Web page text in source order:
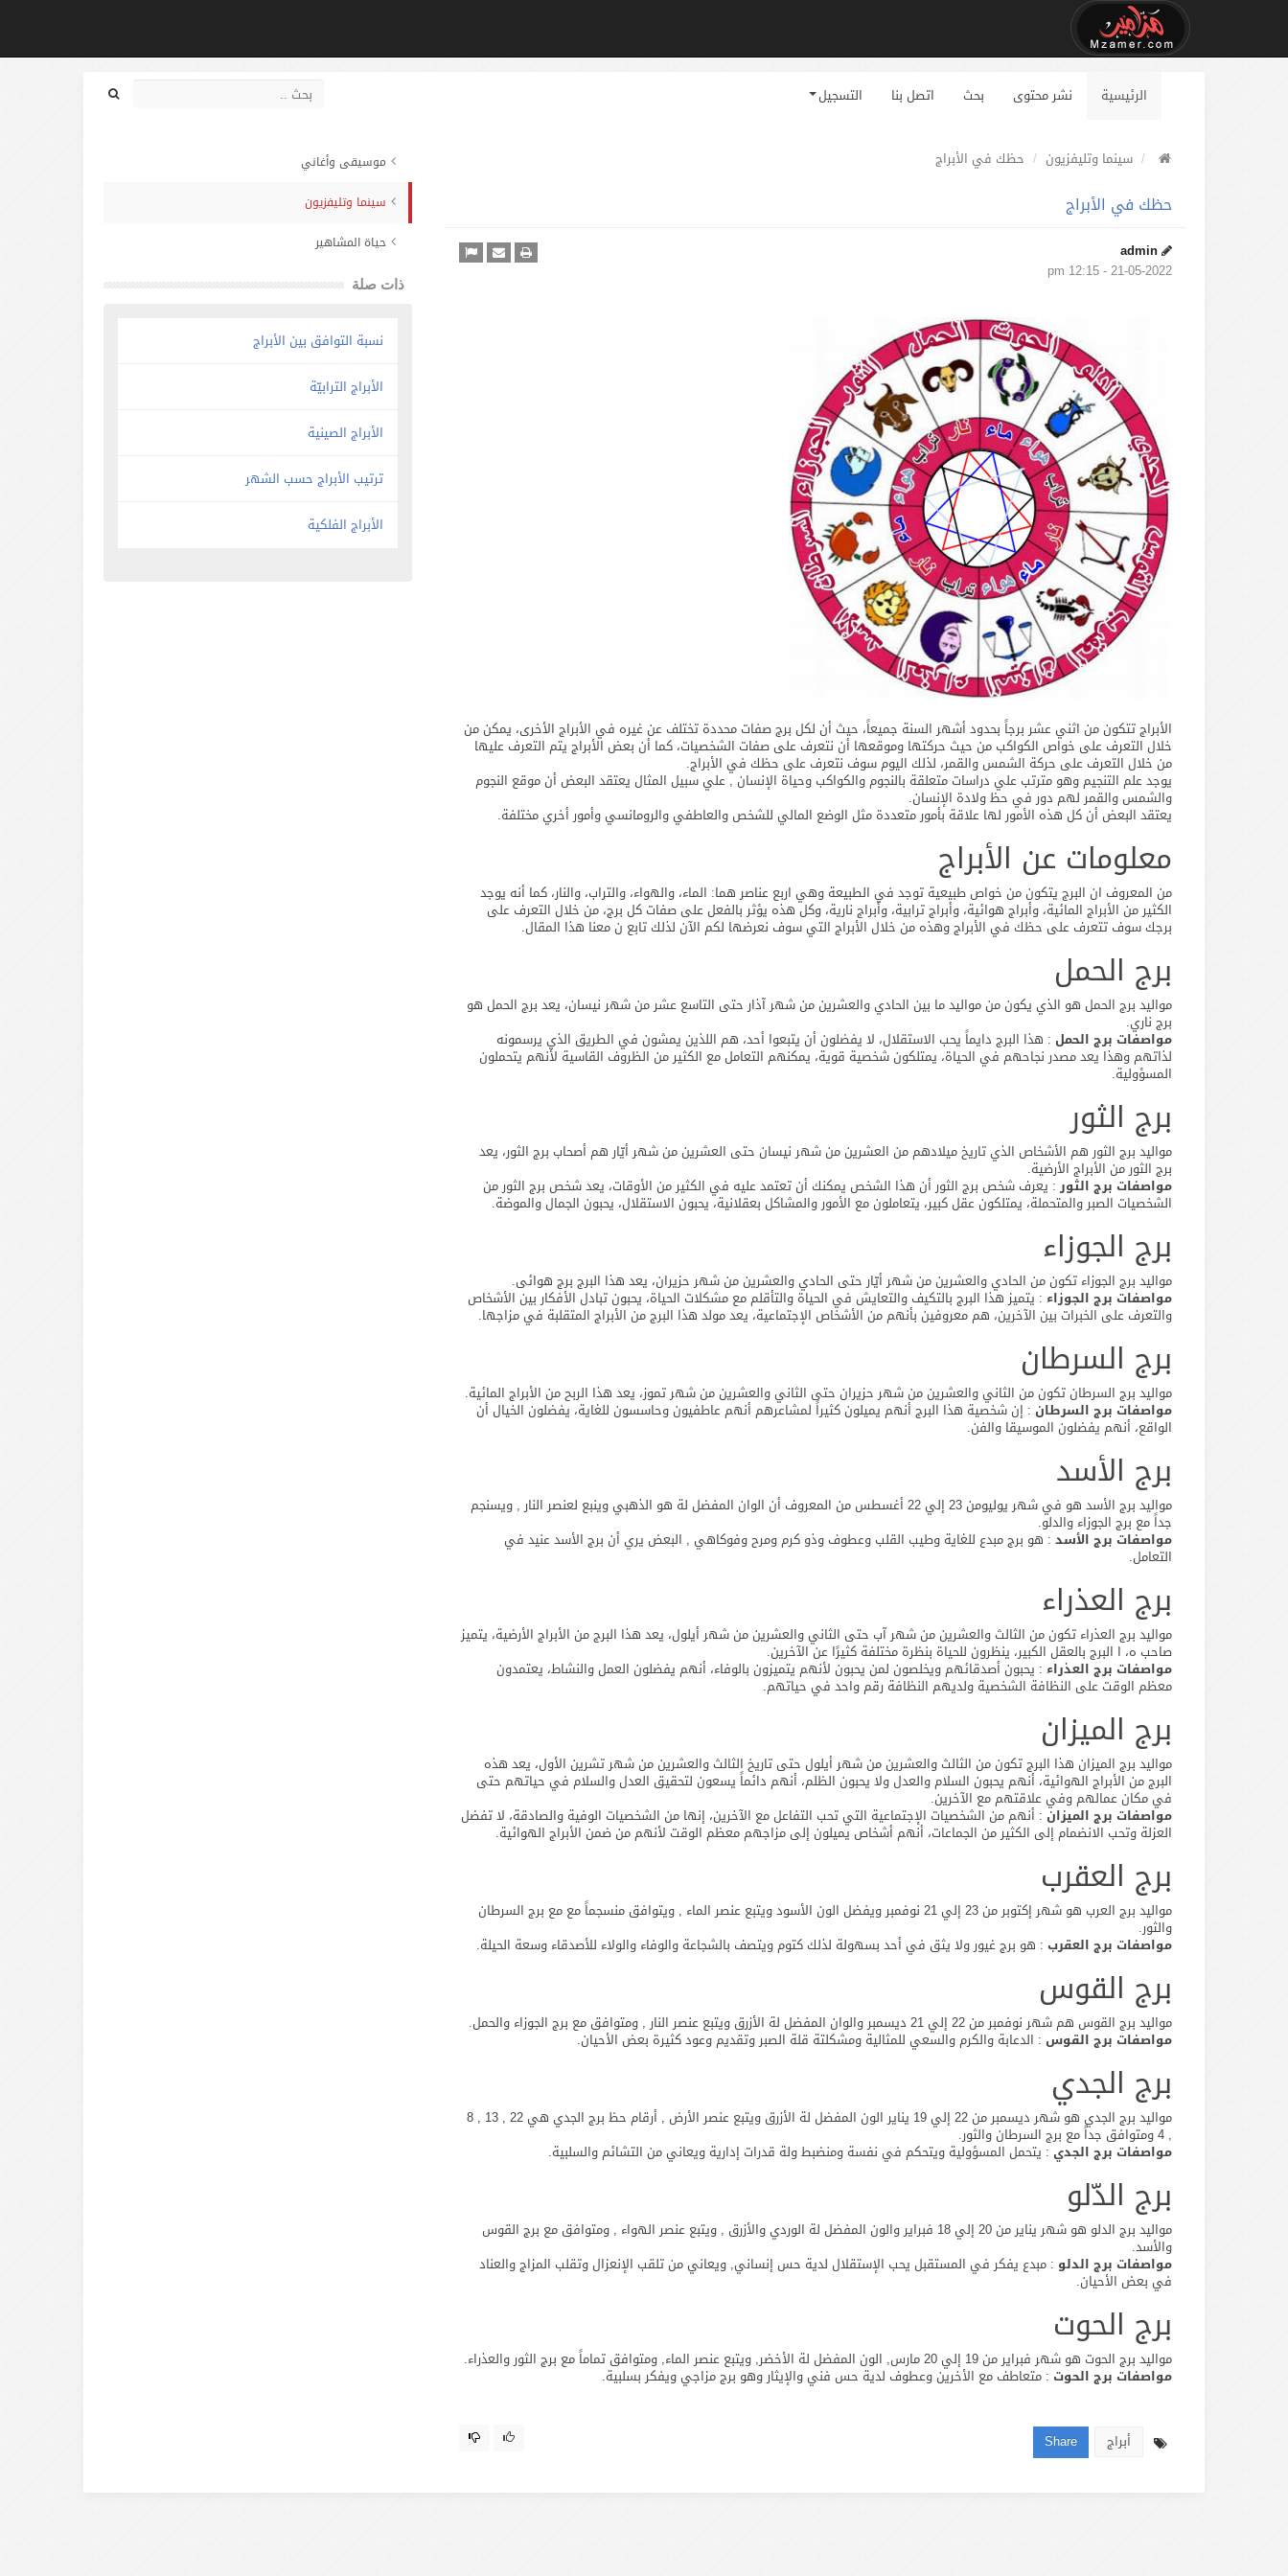
الرئيسية نشر محتوى بحث اتصل بنا التسجيل
سينما وتليفزيون حظك في الأبراج
حظك في الأبراج
admin
21-05-2022 - 12:15 pm
الأبراج تتكون من اثني عشر برجاً بحدود أشهر السنة جميعاً، حيث أن لكل برج صفات محددة تختلف عن غيره في الأبراج الأخرى، يمكن من
خلال التعرف على خواص الكواكب من حيث حركتها وموقعها أن نتعرف على صفات الشخصيات، كما أن بعض الأبراج يتم التعرف عليها
من خلال التعرف على حركة الشمس والقمر، لذلك اليوم سوف نتعرف على حظك في الأبراج.
يوجد علم التنجيم وهو مترتب علي دراسات متعلقة بالنجوم والكواكب وحياة الإنسان , علي سبيل المثال يعتقد البعض أن موقع النجوم
والشمس والقمر لهم دور في حظ ولادة الإنسان.
يعتقد البعض أن كل هذه الأمور لها علاقة بأمور متعددة مثل الوضع المالي للشخص والعاطفي والرومانسي وأمور أخري مختلفة.
معلومات عن الأبراج
من المعروف ان البرج يتكون من خواص طبيعية توجد في الطبيعة وهي اربع عناصر هما: الماء، والهواء، والتراب، والنار، كما أنه يوجد
الكثير من الأبراج المائية، وأبراج هوائية، وأبراج ترابية، وأبراج نارية، وكل هذه يؤثر بالفعل على صفات كل برج، من خلال التعرف على
برجك سوف تتعرف على حظك في الأبراج وهذه من خلال الأبراج التي سوف نعرضها لكم الآن لذلك تابع ن معنا هذا المقال.
برج الحمل
مواليد برج الحمل هو الذي يكون من مواليد ما بين الحادي والعشرين من شهر آذار حتى التاسع عشر من شهر نيسان، يعد برج الحمل هو
برج ناري.
مواصفات برج الحمل : هذا البرج دايماً يحب الاستقلال، لا يفضلون أن يتبعوا أحد، هم اللذين يمشون في الطريق الذي يرسمونه
لذاتهم وهذا يعد مصدر نجاحهم في الحياة، يمتلكون شخصية قوية، يمكنهم التعامل مع الكثير من الظروف القاسية لأنهم يتحملون
المسؤولية.
برج الثور
مواليد برج الثور هم الأشخاص الذي تاريخ ميلادهم من العشرين من شهر نيسان حتى العشرين من شهر أيّار هم أصحاب برج الثور، يعد
برج الثور من الأبراج الأرضية.
مواصفات برج الثور: يعرف شخص برج الثور أن هذا الشخص يمكنك أن تعتمد عليه في الكثير من الأوقات، يعد شخص برج الثور من
الشخصيات الصبر والمتحملة، يمتلكون عقل كبير، يتعاملون مع الأمور والمشاكل بعقلانية، يحبون الاستقلال، يحبون الجمال والموضة.
برج الجوزاء
مواليد برج الجوزاء تكون من الحادي والعشرين من شهر أيّار حتى الحادي والعشرين من شهر حزيران، يعد هذا البرج برج هوائى.
مواصفات برج الجوزاء : يتميز هذا البرج بالتكيف والتعايش في الحياة والتأقلم مع مشكلات الحياة، يحبون تبادل الأفكار بين الأشخاص
والتعرف على الخبرات بين الآخرين، هم معروفين بأنهم من الأشخاص الإجتماعية، يعد مولد هذا البرج من الأبراج المتقلبة في مزاجها.
برج السرطان
مواليد برج السرطان تكون من الثاني والعشرين من شهر حزيران حتى الثاني والعشرين من شهر تموز، يعد هذا الربح من الأبراج المائية.
مواصفات برج السرطان : إن شخصية هذا البرج أنهم يميلون كثيراً لمشاعرهم أنهم عاطفيون وحاسسون للغاية، يفضلون الخيال أن
الواقع، أنهم يفضلون الموسيقا والفن.
برج الأسد
مواليد برج الأسد هو في شهر يوليومن 23 إلي 22 أغسطس من المعروف أن الوان المفضل لة هو الذهبي وينبع لعنصر النار , ويسنجم
جداً مع برج الجوزاء والدلو.
مواصفات برج الأسد : هو برج مبدع للغاية وطيب القلب وعطوف وذو كرم ومرح وفوكاهي , البعض يري أن برج الأسد عنيد في
التعامل.
برج العذراء
مواليد برج العذراء تكون من الثالث والعشرين من شهر آب حتى الثاني والعشرين من شهر أيلول، يعد هذا البرج من الأبراج الأرضية، يتميز
صاحب ه، ا البرج بالعقل الكبير، ينظرون للحياة بنظرة مختلفة كثيرًا عن الآخرين.
مواصفات برج العذراء : يحبون أصدقائهم ويخلصون لمن يحبون لأنهم يتميزون بالوفاء، أنهم يفضلون العمل والنشاط، يعتمدون
معظم الوقت على النظافة الشخصية ولديهم النظافة رقم واحد في حياتهم.
برج الميزان
مواليد برج الميزان هذا البرج تكون من الثالث والعشرين من شهر أيلول حتى تاريخ الثالث والعشرين من شهر تشرين الأول، يعد هذه
البرج من الأبراج الهوائية، أنهم يحبون السلام والعدل ولا يحبون الظلم، أنهم دائماً يسعون لتحقيق العدل والسلام في حياتهم حتى
في مكان عمالهم وفي علاقتهم مع الآخرين.
مواصفات برج الميزان : أنهم من الشخصيات الإجتماعية التي تحب التفاعل مع الآخرين، إنها من الشخصيات الوفية والصادقة، لا تفضل
العزلة وتحب الانضمام إلى الكثير من الجماعات، أنهم أشخاص يميلون إلى مزاجهم معظم الوقت لأنهم من ضمن الأبراج الهوائية.
برج العقرب
مواليد برج العرب هو شهر إكتوبر من 23 إلي 21 نوفمبر ويفضل الون الأسود ويتبع عنصر الماء , ويتوافق منسجماً مع مع برج السرطان
والثور.
مواصفات برج العقرب : هو برج غيور ولا يثق في أحد بسهولة لذلك كتوم ويتصف بالشجاعة والوفاء والولاء للأصدقاء وسعة الحيلة.
برج القوس
مواليد برج القوس هم شهر نوفمبر من 22 إلي 21 ديسمبر والوان المفضل لة الأزرق ويتبع عنصر النار , ومتوافق مع برج الجوزاء والحمل.
مواصفات برج القوس : الدعابة والكرم والسعي للمثالية ومشكلتة قلة الصبر وتقديم وعود كثيرة بعض الأحيان.
برج الجدي
مواليد برج الجدي هو شهر ديسمبر من 22 إلي 19 يناير الون المفضل لة الأزرق ويتبع عنصر الأرض , أرقام حظ برج الجدي هي 22 , 13 , 8
, 4 ومتوافق جداً مع برج السرطان والثور.
مواصفات برج الجدي : يتحمل المسؤولية ويتحكم في نفسة ومنضبط ولة قدرات إدارية ويعاني من التشائم والسلبية.
برج الدّلو
مواليد برج الدلو هو شهر يناير من 20 إلي 18 فبراير والون المفضل لة الوردي والأزرق , ويتبع عنصر الهواء , ومتوافق مع برج القوس
والأسد.
مواصفات برج الدلو : مبدع يفكر في المستقبل يحب الإستقلال لدية حس إنساني, ويعاني من تلقب الإنعزال وتقلب المزاج والعناد
في بعض الأحيان.
برج الحوت
مواليد برج الحوت هو شهر فبراير من 19 إلي 20 مارس, الون المفضل لة الأخضر, ويتبع عنصر الماء, ومتوافق تماماً مع برج الثور والعذراء.
مواصفات برج الحوت : متعاطف مع الأخرين وعطوف لدية حس فني والإيثار وهو برج مزاجي ويفكر بسلبية.
أبراج Share
موسيقى وأغاني
سينما وتليفزيون
حياة المشاهير
ذات صلة
نسبة التوافق بين الأبراج
الأبراج الترابيّة
الأبراج الصينية
ترتيب الأبراج حسب الشهر
الأبراج الفلكية